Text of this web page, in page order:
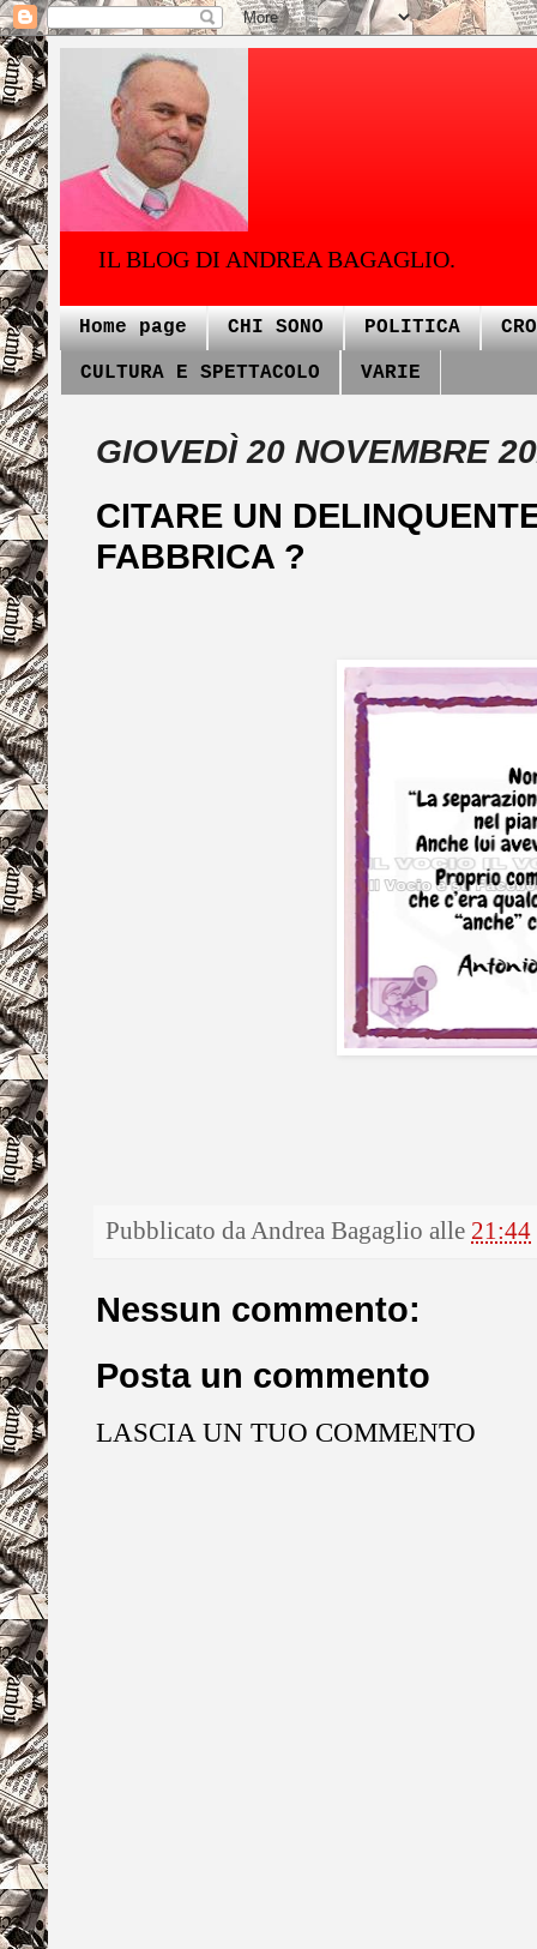
IL BLOG DI ANDREA BAGAGLIO.
Home page CHI SONO POLITICA
CULTURA E SPETTACOLO VARIE
GIOVEDÌ 20 NOVEMBRE
CITARE UN
FABBRICA ?
Pubblicato daAndrea Bagaglio alle 21:44
Nessun commento:
Posta un commento
LASCIA UN TUO COMMENTO